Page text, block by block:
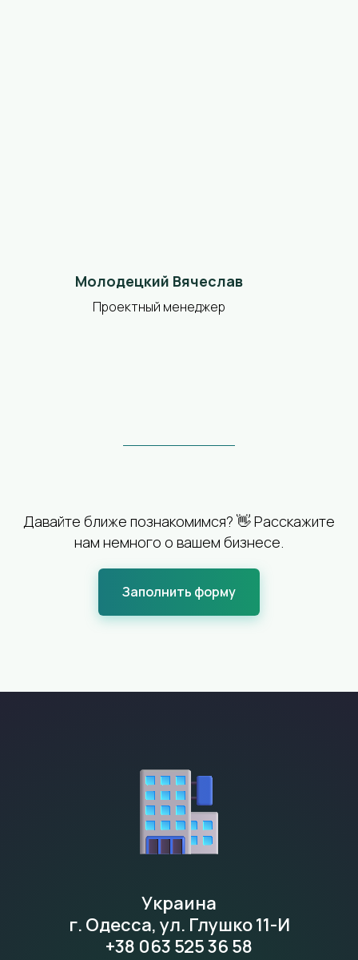
Молодецкий Вячеслав
Проектный менеджер
Давайте ближе познакомимся? 👋 Расскажите
нам немного о вашем бизнесе.
Заполнить форму
Украина
г. Одесса, ул. Глушко 11-И
+38 063 525 36 58